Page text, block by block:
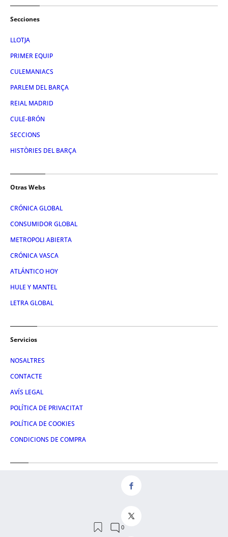
Secciones
LLOTJA
PRIMER EQUIP
CULEMANIACS
PARLEM DEL BARÇA
REIAL MADRID
CULE-BRÓN
SECCIONS
HISTÒRIES DEL BARÇA
Otras Webs
CRÓNICA GLOBAL
CONSUMIDOR GLOBAL
METROPOLI ABIERTA
CRÓNICA VASCA
ATLÁNTICO HOY
HULE Y MANTEL
LETRA GLOBAL
Servicios
NOSALTRES
CONTACTE
AVÍS LEGAL
POLÍTICA DE PRIVACITAT
POLÍTICA DE COOKIES
CONDICIONS DE COMPRA